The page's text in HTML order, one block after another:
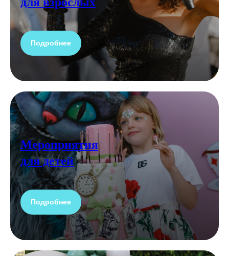
Подробнее
Мероприятия
для детей
Подробнее